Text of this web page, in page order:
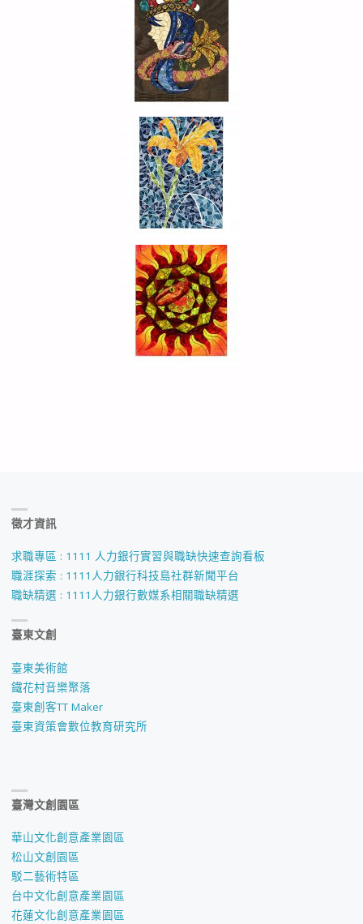
徵才資訊
求職專區 : 1111 人力銀行實習與職缺快速查詢看板
職涯探索 : 1111人力銀行科技島社群新聞平台
職缺精選 : 1111人力銀行數媒系相關職缺精選
臺東文創
臺東美術館
鐵花村音樂聚落
臺東創客TT Maker
臺東資策會數位教育研究所
臺灣文創園區
華山文化創意產業園區
松山文創園區
駁二藝術特區
台中文化創意產業園區
花蓮文化創意產業園區